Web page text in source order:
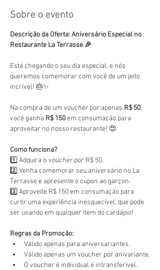
Sobre o evento
Descrição da Oferta: Aniversário Especial no
Restaurante La Terrasse 🎉
Está chegando o seu dia especial, e nós
queremos comemorar com você de um jeito
incrível! 🎂✨
Na compra de um voucher por apenas R$ 50,
você ganha R$ 150 em consumação para
aproveitar no nosso restaurante! 😍
Como funciona?
1️⃣ Adquira o voucher por R$ 50.
2️⃣ Venha comemorar seu aniversário no La
Terrasse e apresente o cupon ao garçon.
3️⃣ Aproveite R$ 150 em consumação para
curtir uma experiência inesquecível, que pode
ser usando em qualquer item do cardápio!
Regras da Promoção:
Válido apenas para aniversariantes.
Válido apenas um voucher por anivariante.
O voucher é individual e intransferível.